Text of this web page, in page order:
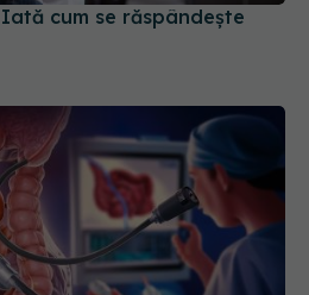
cum se răspândește